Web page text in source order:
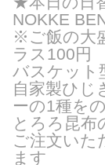
NOKKE
※ご飯の大
ラス100円
バスケット
自家製ひじ
ーの1種を
とろろ昆布
ご注文いた
ま す